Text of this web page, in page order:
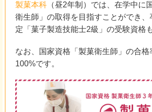
製菓本科 （昼2年制）では、在学中に
衛生師」の取得を目指すことができ、
定「菓子製造技能士2級」の受験資格
なお、国家資格「製菓衛生師」の合格
100%です。